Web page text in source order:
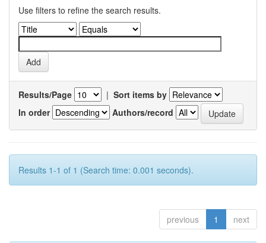
Use filters to refine the search results.
Results/Page | Sort items by
In order
Authors/record
Results 1-1 of 1 (Search time: 0.001 seconds).
previous 1 next